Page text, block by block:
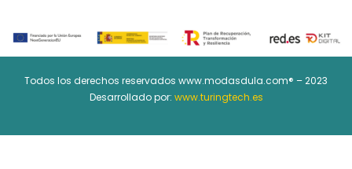
Todos los derechos reservados www.modasdula.com® – 2023
Desarrollado por: www.turingtech.es